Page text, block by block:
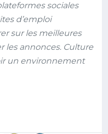
sociales
d’emploi
sur les meilleures
les annonces. Culture
un environnement